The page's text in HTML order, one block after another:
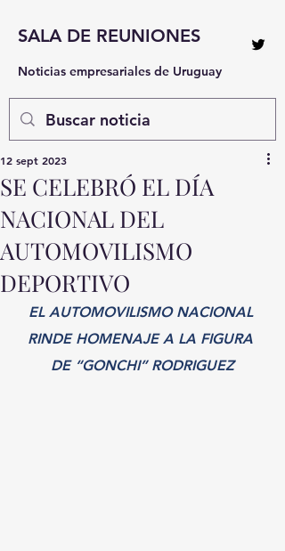
SALA DE REUNIONES
Noticias empresariales de Uruguay
SE CELEBRÓ EL DÍA
NACIONAL DEL
AUTOMOVILISMO
DEPORTIVO
12 sept 2023
EL AUTOMOVILISMO NACIONAL
RINDE HOMENAJE A LA FIGURA
DE “GONCHI” RODRIGUEZ